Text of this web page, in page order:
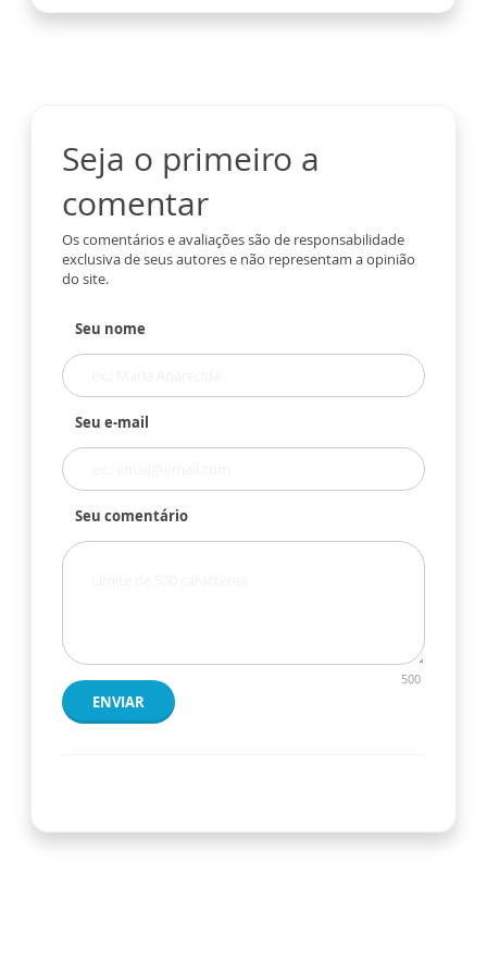
Seja o primeiro a
comentar
Os comentários e avaliações são de responsabilidade
exclusiva de seus autores e não representam a opinião
do site.
Seu nome
Seu e-mail
Seu comentário
500
ENVIAR